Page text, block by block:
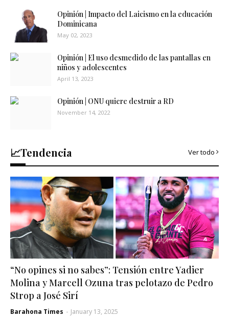
Opinión | Impacto del Laicismo en la educación
Dominicana
May 02, 2023
Opinión | El uso desmedido de las pantallas en
niños y adolescentes
April 13, 2023
Opinión | ONU quiere destruir a RD
November 14, 2022
📈Tendencia Ver todo
“No opines si no sabes”: Tensión entre Yadier
Molina y Marcell Ozuna tras pelotazo de Pedro
Strop a José Sirí
Barahona Times - January 13, 2025